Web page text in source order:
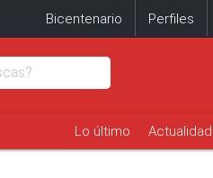
Bicentenario Perfiles
Lo último Actualidad